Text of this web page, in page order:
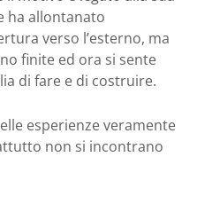
ha allontanato
verso l’esterno, ma
finite ed ora si sente
di fare e di costruire.
esperienze veramente
non si incontrano